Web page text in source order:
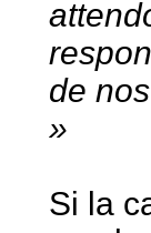
de
»
Si la